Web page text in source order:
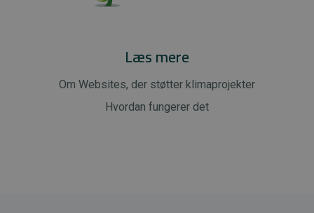
Læs mere
Om Websites, der støtter klimaprojekter
Hvordan fungerer det